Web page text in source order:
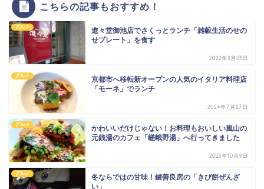
こちらの記事もおすすめ！
グルメ
進々堂御池店でさくっとランチ「雑穀生活のせの
せプレート」を食す
2022年3月23日
グルメ
京都市へ移転新オープンの人気のイタリア料理店
「モーネ」でランチ
2024年7月27日
グルメ
かわいいだけじゃない！お料理もおいしい嵐山の
元銭湯のカフェ「嵯峨野湯」へ行ってきました
2023年10月9日
グルメ
冬ならではの甘味！鍵善良房の「きび餅ぜんざ
い」